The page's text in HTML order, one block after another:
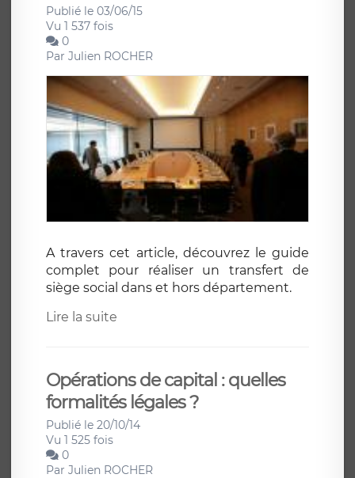
Publié le 03/06/15
Vu 1 537 fois
0
Par Julien ROCHER
A travers cet article, découvrez le guide
complet pour réaliser un transfert de
siège social dans et hors département.
Lire la suite
Opérations de capital : quelles
formalités légales ?
Publié le 20/10/14
Vu 1 525 fois
0
Par Julien ROCHER